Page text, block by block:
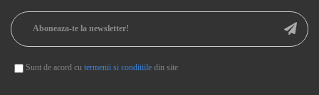
Sunt de acord cu termenii si conditiile din site